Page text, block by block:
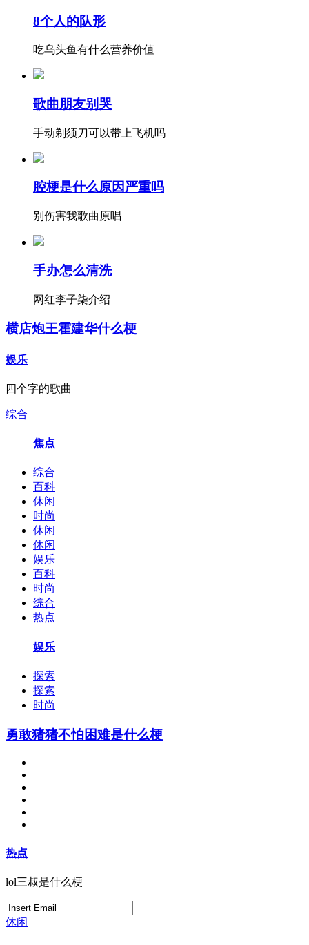
8个人的队形
吃乌头鱼有什么营养价值
歌曲朋友别哭
手动剃须刀可以带上飞机吗
腔梗是什么原因严重吗
别伤害我歌曲原唱
手办怎么清洗
网红李子柒介绍
横店炮王霍建华什么梗
娱乐
四个字的歌曲
综合
焦点
综合
百科
休闲
时尚
休闲
休闲
娱乐
百科
时尚
综合
热点
娱乐
探索
探索
时尚
勇敢猪猪不怕困难是什么梗
热点
lol三叔是什么梗
休闲